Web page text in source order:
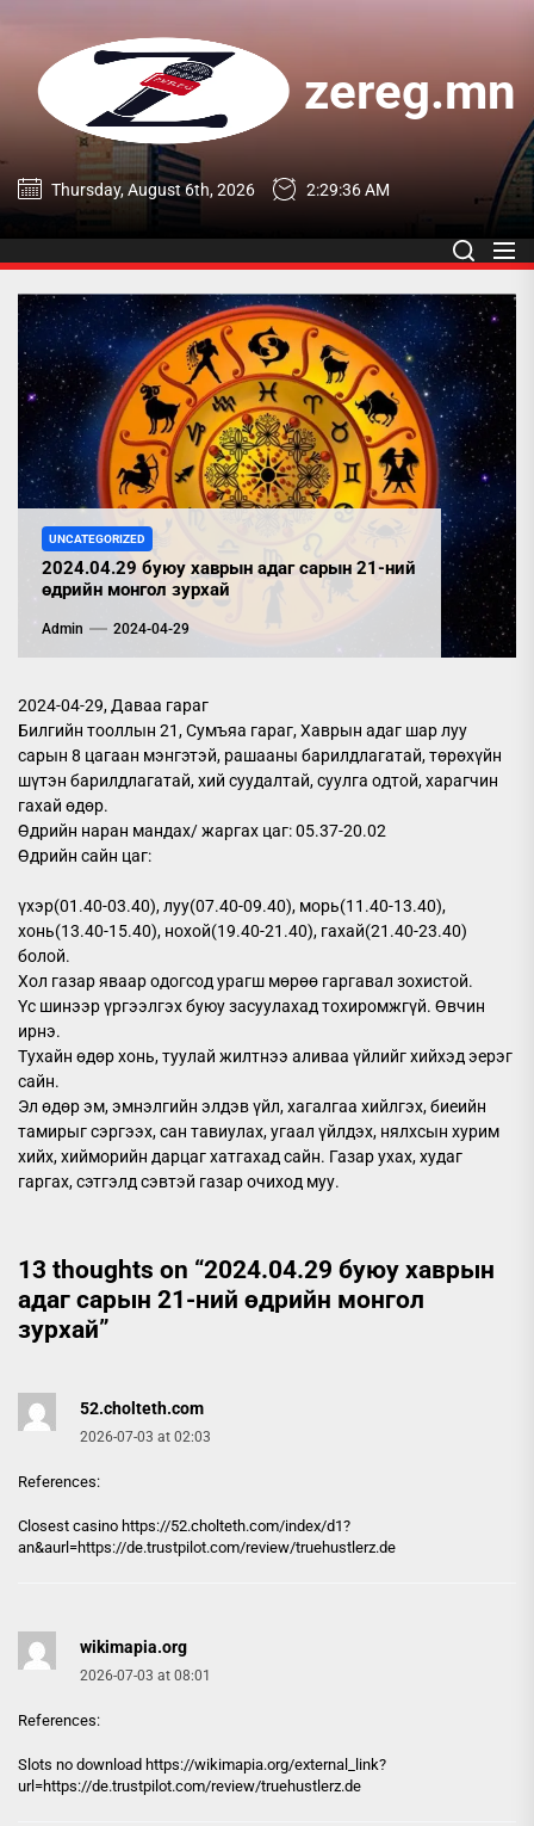
content
zereg.mn
zereg.mn
Thursday, August 6th, 2026 2:29:37 AM
UNCATEGORIZED
2024.04.29 буюу хаврын адаг сарын 21-ний
өдрийн монгол зурхай
Admin 2024-04-29
2024-04-29, Даваа гараг
Билгийн тооллын 21, Сумъяа гараг, Хаврын адаг шар луу
сарын 8 цагаан мэнгэтэй, рашааны барилдлагатай, төрөхүйн
шүтэн барилдлагатай, хий суудалтай, суулга одтой, харагчин
гахай өдөр.
Өдрийн наран мандах/ жаргах цаг: 05.37-20.02
Өдрийн сайн цаг:
үхэр(01.40-03.40), луу(07.40-09.40), морь(11.40-13.40),
хонь(13.40-15.40), нохой(19.40-21.40), гахай(21.40-23.40)
болой.
Хол газар яваар одогсод урагш мөрөө гаргавал зохистой.
Үс шинээр үргээлгэх буюу засуулахад тохиромжгүй. Өвчин
ирнэ.
Тухайн өдөр хонь, туулай жилтнээ аливаа үйлийг хийхэд эерэг
сайн.
Эл өдөр эм, эмнэлгийн элдэв үйл, хагалгаа хийлгэх, биеийн
тамирыг сэргээх, сан тавиулах, угаал үйлдэх, нялхсын хурим
хийх, хийморийн дарцаг хатгахад сайн. Газар ухах, худаг
гаргах, сэтгэлд сэвтэй газар очиход муу.
13 thoughts on “2024.04.29 буюу хаврын
адаг сарын 21-ний өдрийн монгол
зурхай”
52.cholteth.com
2026-07-03 at 02:03
References:
Closest casino https://52.cholteth.com/index/d1?
an&aurl=https://de.trustpilot.com/review/truehustlerz.de
wikimapia.org
2026-07-03 at 08:01
References:
Slots no download https://wikimapia.org/external_link?
url=https://de.trustpilot.com/review/truehustlerz.de